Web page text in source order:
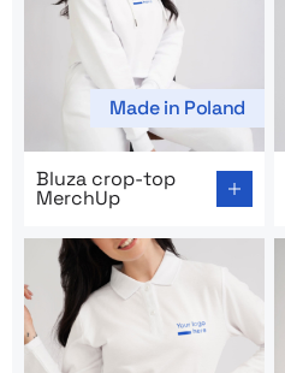
Made in Poland
Bluza crop-top
MerchUp